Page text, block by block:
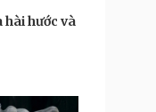
hước và